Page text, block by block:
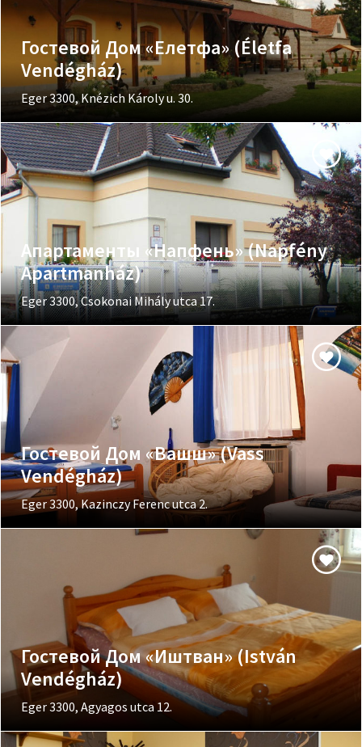
Гостевой Дом «Елетфа» (Életfa
Vendégház)
Eger 3300, Knézich Károly u. 30.
Апартаменты «Напфень» (Napfény
Apartmanház)
Eger 3300, Csokonai Mihály utca 17.
Гостевой Дом «Вашш» (Vass
Vendégház)
Eger 3300, Kazinczy Ferenc utca 2.
Гостевой Дом «Иштван» (István
Vendégház)
Eger 3300, Agyagos utca 12.